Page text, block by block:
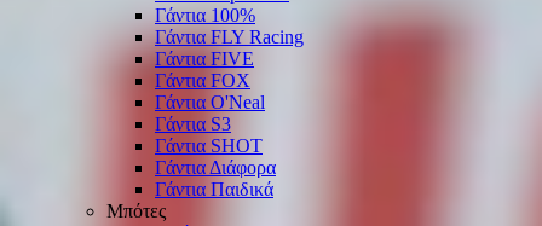
Γάντια 100%
Γάντια FLY Racing
Γάντια FIVE
Γάντια FOX
Γάντια O'Νeal
Γάντια S3
Γάντια SHOT
Γάντια Διάφορα
Γάντια Παιδικά
Μπότες